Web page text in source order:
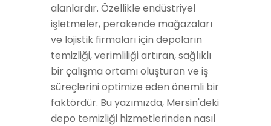
alanlardır. Özellikle endüstriyel
işletmeler, perakende mağazaları
ve lojistik firmaları için depoların
temizliği, verimliliği artıran, sağlıklı
bir çalışma ortamı oluşturan ve iş
süreçlerini optimize eden önemli bir
faktördür. Bu yazımızda, Mersin'deki
depo temizliği hizmetlerinden nasıl